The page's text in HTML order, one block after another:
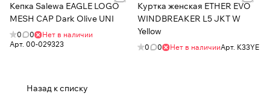
Кепка Salewa EAGLE LOGO
MESH CAP Dark Olive UNI
0 0
Нет в наличии
Арт. 00-029323
Куртка женская ETHER EVO
WINDBREAKER L5 JKT W
Yellow
0 0 Нет в наличииАрт. K33YE
Назад к списку